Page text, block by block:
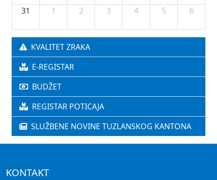
31 1 2 3 4 5 6
KVALITET ZRAKA
E-REGISTAR
BUDŽET
REGISTAR POTICAJA
SLUŽBENE NOVINE TUZLANSKOG KANTONA
KONTAKT